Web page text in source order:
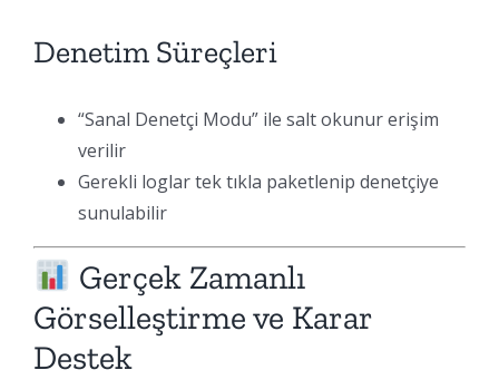
Denetim Süreçleri
“Sanal Denetçi Modu” ile salt okunur erişim
verilir
Gerekli loglar tek tıkla paketlenip denetçiye
sunulabilir
Gerçek Zamanlı
Görselleştirme ve Karar
Destek